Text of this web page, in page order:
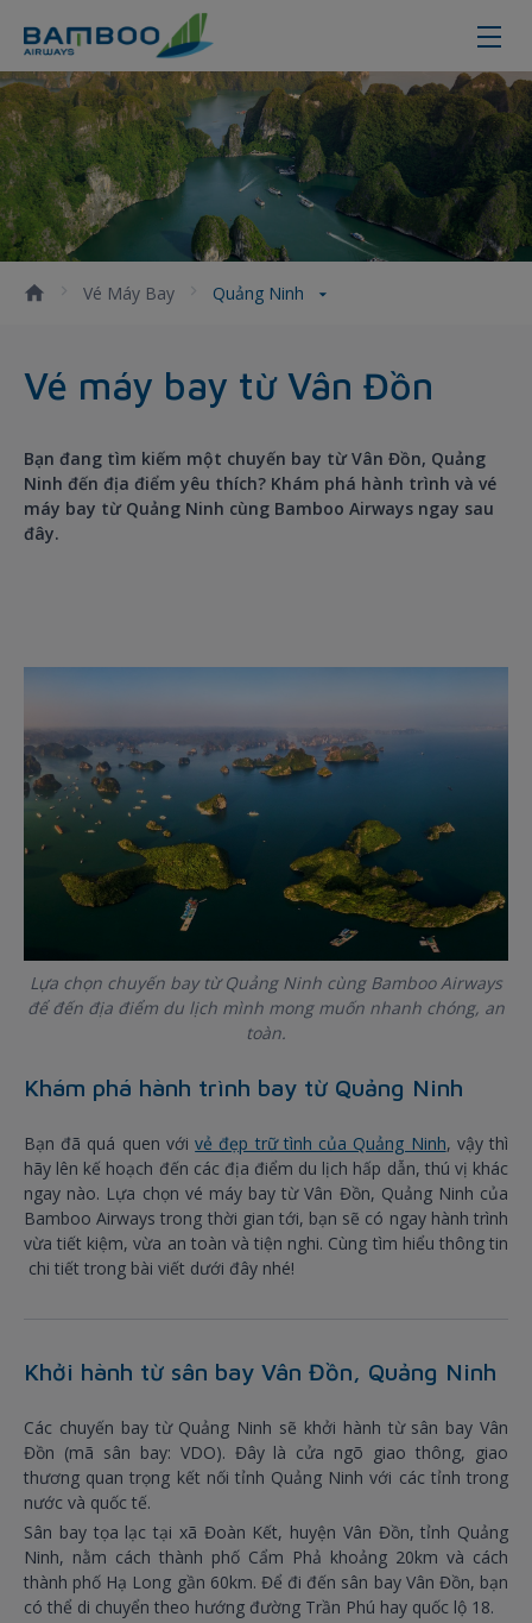
Đặt vé máy bay từ Vân Đồn,
Vé Máy Bay Quảng Ninh
Vé máy bay từ Vân Đồn
Bạn đang tìm kiếm một chuyến bay từ Vân Đồn, Quảng
Ninh đến địa điểm yêu thích? Khám phá hành trình và vé
máy bay từ Quảng Ninh cùng Bamboo Airways ngay sau
đây.
Lựa chọn chuyến bay từ Quảng Ninh cùng Bamboo Airways
để đến địa điểm du lịch mình mong muốn nhanh chóng, an
toàn.
Khám phá hành trình bay từ Quảng Ninh
Bạn đã quá quen vớivẻ đẹp trữ tình của Quảng Ninh, vậy thì
hãy lên kế hoạch đến các địa điểm du lịch hấp dẫn, thú vị khác
ngay nào. Lựa chọn vé máy bay từ Vân Đồn, Quảng Ninh của
Bamboo Airways trong thời gian tới, bạn sẽ có ngay hành trình
vừa tiết kiệm, vừa an toàn và tiện nghi. Cùng tìm hiểu thông tin
chi tiết trong bài viết dưới đây nhé!
Khởi hành từ sân bay Vân Đồn, Quảng Ninh
Các chuyến bay từ Quảng Ninh sẽ khởi hành từ sân bay Vân
Đồn (mã sân bay: VDO). Đây là cửa ngõ giao thông, giao
thương quan trọng kết nối tỉnh Quảng Ninh với các tỉnh trong
nước và quốc tế.
Sân bay tọa lạc tại xã Đoàn Kết, huyện Vân Đồn, tỉnh Quảng
Ninh, nằm cách thành phố Cẩm Phả khoảng 20km và cách
thành phố Hạ Long gần 60km. Để đi đến sân bay Vân Đồn, bạn
có thể di chuyển theo hướng đường Trần Phú hay quốc lộ 18.